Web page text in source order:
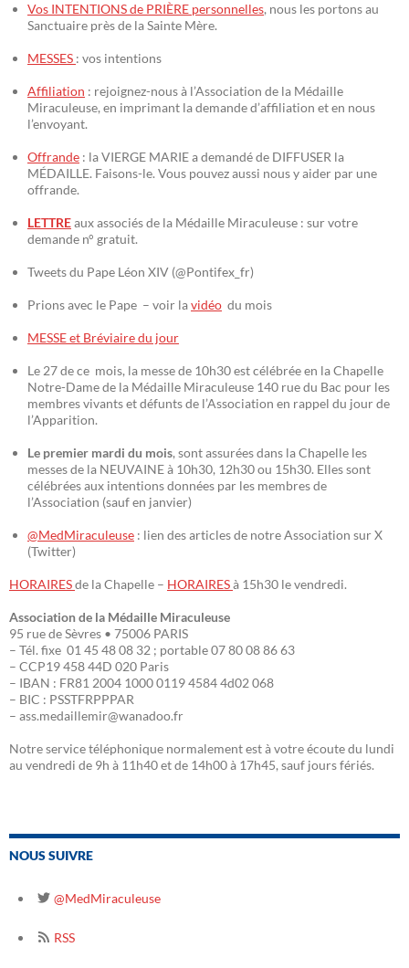
Vos INTENTIONS de PRIÈRE personnelles, nous les portons au
Sanctuaire près de la Sainte Mère.
MESSES : vos intentions
Affiliation : rejoignez-nous à l’Association de la Médaille
Miraculeuse, en imprimant la demande d’affiliation et en nous
l’envoyant.
Offrande : la VIERGE MARIE a demandé de DIFFUSER la
MÉDAILLE. Faisons-le. Vous pouvez aussi nous y aider par une
offrande.
LETTREaux associés de la Médaille Miraculeuse : sur votre
demande n° gratuit.
Tweets du Pape Léon XIV (@Pontifex_fr)
Prions avec le Pape – voir lavidéo du mois
MESSE et Bréviaire du jour
Le 27 de ce mois, la messe de 10h30 est célébrée en la Chapelle
Notre-Dame de la Médaille Miraculeuse 140 rue du Bac pour les
membres vivants et défunts de l’Association en rappel du jour de
l’Apparition.
Le premier mardi du mois, sont assurées dans la Chapelle les
messes de la NEUVAINE à 10h30, 12h30 ou 15h30. Elles sont
célébrées aux intentions données par les membres de
l’Association (sauf en janvier)
@MedMiraculeuse : lien des articles de notre Association sur X
(Twitter)
HORAIRESde la Chapelle – HORAIRESà 15h30 le vendredi.
Association de la Médaille Miraculeuse
95 rue de Sèvres • 75006 PARIS
– Tél. fixe 01 45 48 08 32 ; portable 07 80 08 86 63
– CCP19 458 44D 020 Paris
– IBAN : FR81 2004 1000 0119 4584 4d02 068
– BIC : PSSTFRPPPAR
– ass.medaillemir@wanadoo.fr
Notre service téléphonique normalement est à votre écoute du lundi
au vendredi de 9h à 11h40 et de 14h00 à 17h45, sauf jours fériés.
NOUS SUIVRE
@MedMiraculeuse
RSS